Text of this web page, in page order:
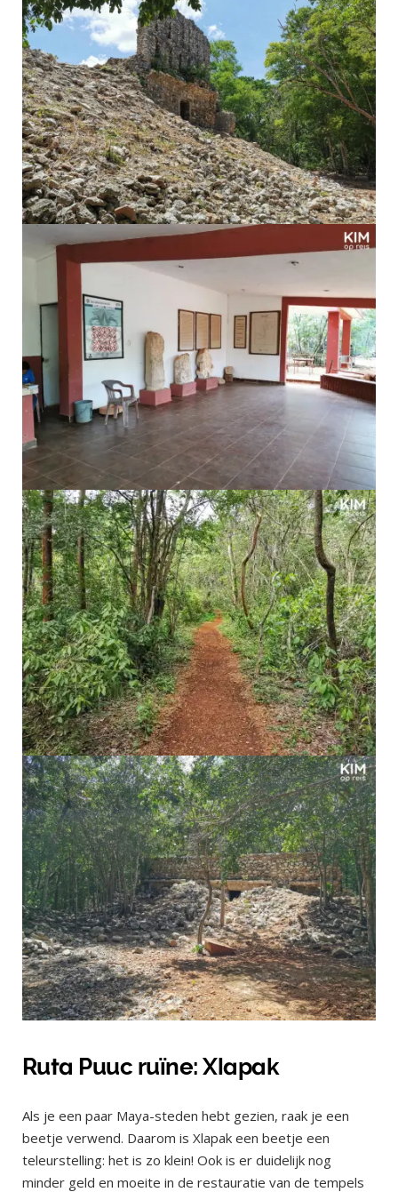
Ruta Puuc ruïne: Xlapak
Als je een paar Maya-steden hebt gezien, raak je een
beetje verwend. Daarom is Xlapak een beetje een
teleurstelling: het is zo klein! Ook is er duidelijk nog
minder geld en moeite in de restauratie van de tempels